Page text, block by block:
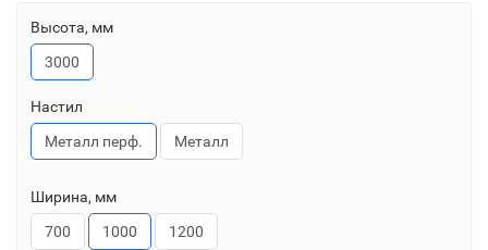
Высота, мм
3000
Настил
Металл перф.
Металл
Ширина, мм
700
1000 1200